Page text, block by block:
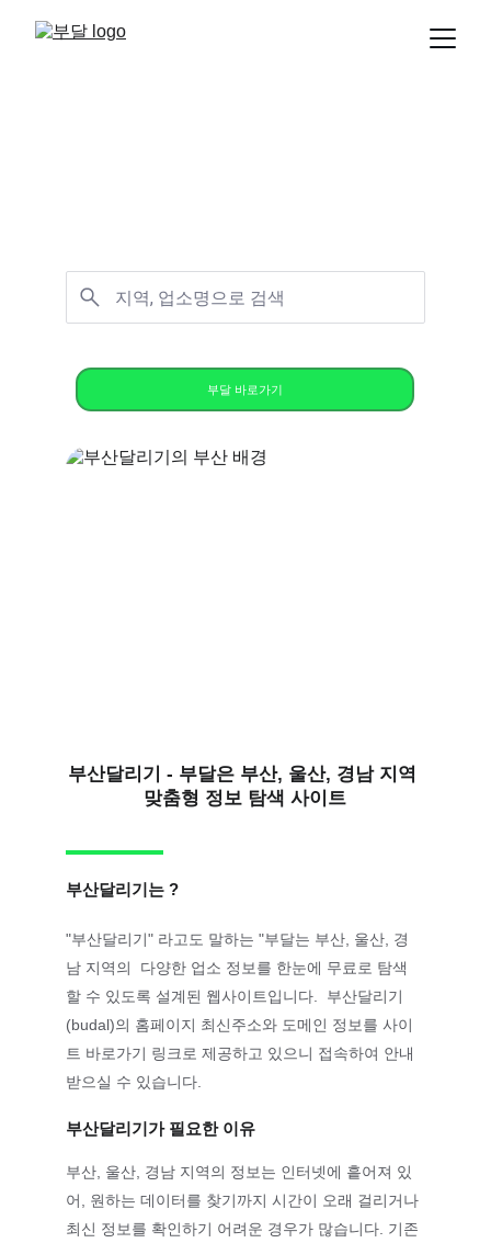
부달 바로가기
부산달리기는 ?
"부산달리기" 라고도 말하는 "부달는 부산, 울산, 경
남 지역의  다양한 업소 정보를 한눈에 무료로 탐색
할 수 있도록 설계된 웹사이트입니다.  부산달리기
(budal)의 홈페이지 최신주소와 도메인 정보를 사이
트 바로가기 링크로 제공하고 있으니 접속하여 안내
받으실 수 있습니다.
부산달리기 - 부달은 부산, 울산, 경남 지역
맞춤형 정보 탐색 사이트
부산, 울산, 경남 지역의 정보는 인터넷에 흩어져 있
어, 원하는 데이터를 찾기까지 시간이 오래 걸리거나
최신 정보를 확인하기 어려운 경우가 많습니다. 기존
부산달리기가 필요한 이유